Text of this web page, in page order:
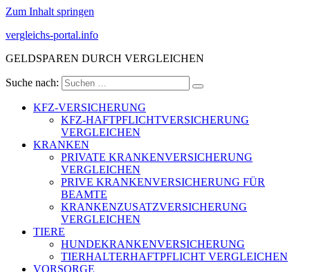
Zum Inhalt springen
vergleichs-portal.info
GELDSPAREN DURCH VERGLEICHEN
Suche nach:
KFZ-VERSICHERUNG
KFZ-HAFTPFLICHTVERSICHERUNG
VERGLEICHEN
KRANKEN
PRIVATE KRANKENVERSICHERUNG
VERGLEICHEN
PRIVE KRANKENVERSICHERUNG FÜR
BEAMTE
KRANKENZUSATZVERSICHERUNG
VERGLEICHEN
TIERE
HUNDEKRANKENVERSICHERUNG
TIERHALTERHAFTPFLICHT VERGLEICHEN
VORSORGE